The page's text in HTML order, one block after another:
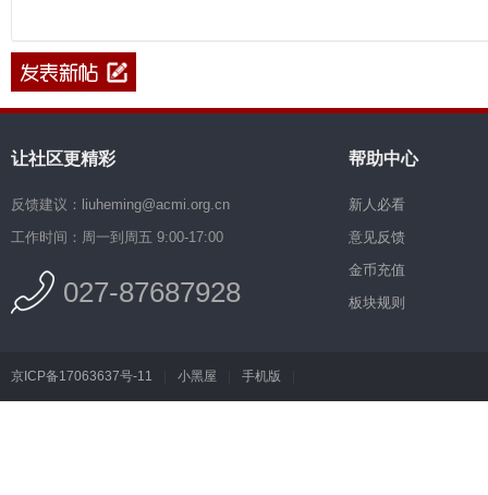
让社区更精彩
反馈建议：liuheming@acmi.org.cn
工作时间：周一到周五 9:00-17:00
027-87687928
帮助中心
新人必看
意见反馈
金币充值
板块规则
京ICP备17063637号-11 小黑屋 手机版